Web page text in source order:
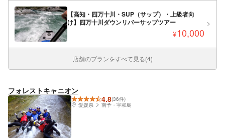
【高知・四万十川・SUP（サップ）・上級者向
け】四万十川ダウンリバーサップツアー
¥10,000
店舗のプランをすべて見る(4)
フォレストキャニオン
4.8(36件)
愛媛県
南予・宇和島